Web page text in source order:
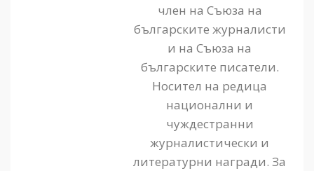
член на Съюза на
българските журналисти
и на Съюза на
българските писатели.
Носител на редица
национални и
чуждестранни
журналистически и
литературни награди. За